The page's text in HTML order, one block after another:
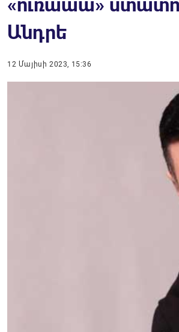
«ուռաաա»
Անդրե
12 Մայիսի 2023, 15:36